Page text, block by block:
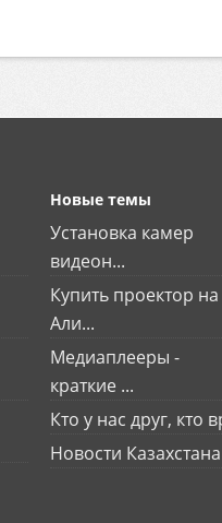
Новые темы
Установка камер
видеон...
Купить проектор на
Али...
Медиаплееры -
краткие ...
Кто у нас друг, кто
Новости Казахстана